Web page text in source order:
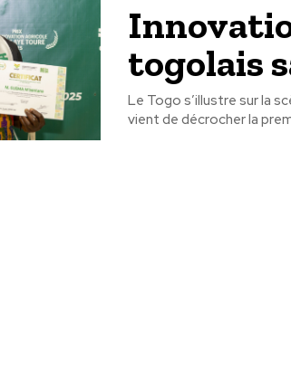
togolais
Le Togo s’illustre sur la
vient de décrocher la